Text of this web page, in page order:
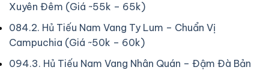
Xuyên Đêm (Giá ~55k – 65k)
084.2. Hủ Tiếu Nam Vang Ty Lum – Chuẩn Vị
Campuchia (Giá ~50k – 60k)
094.3. Hủ Tiếu Nam Vang Nhân Quán – Đậm Đà Bản